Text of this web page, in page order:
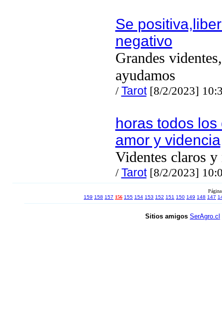
Se
negativo
Grandes
ayudamos
/Tarot[8/2/2023]
horas todos los
amor y videncia
Videntes claros y
/Tarot[8/2/2023]
159 158 157 156 155 154 153 152 151 150 149 148 147
Sitios amigos SerAgro.cl